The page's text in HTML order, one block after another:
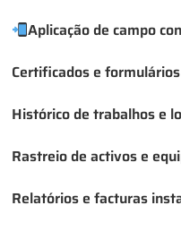
Aplicação de campo
Certificados e
Histórico de trabalhos e
Rastreio de activos e
Relatórios e facturas